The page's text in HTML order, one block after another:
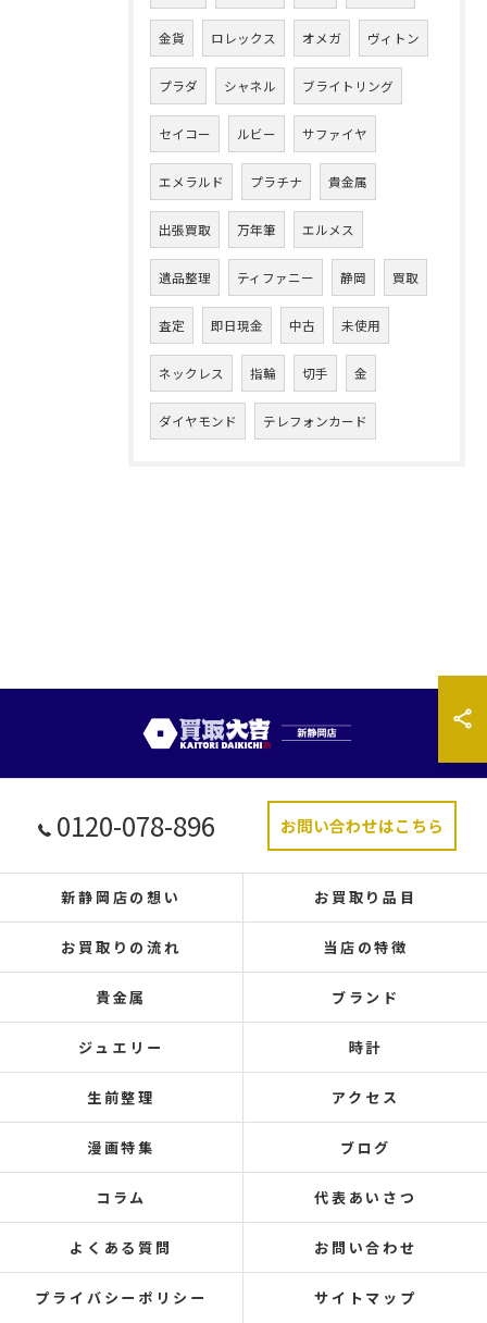
金貨 ロレックス オメガ ヴィトン
プラダ シャネル ブライトリング
セイコー ルビー サファイヤ
エメラルド プラチナ 貴金属
出張買取 万年筆 エルメス
遺品整理 ティファニー 静岡 買取
査定 即日現金 中古 未使用
ネックレス 指輪 切手 金
ダイヤモンド テレフォンカード
0120-078-896 お問い合わせはこちら
新静岡店の想い お買取り品目
お買取りの流れ 当店の特徴
貴金属 ブランド
ジュエリー 時計
生前整理 アクセス
漫画特集 ブログ
コラム 代表あいさつ
よくある質問 お問い合わせ
プライバシーポリシー サイトマップ